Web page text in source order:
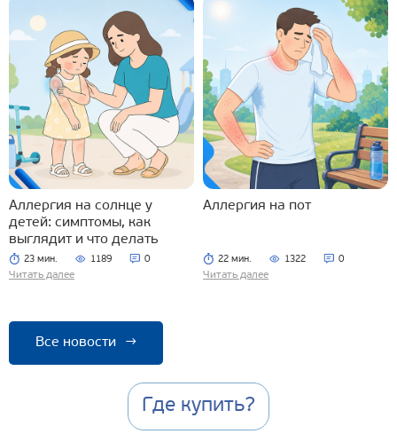
Аллергия на солнце у
детей: симптомы, как
выглядит и что делать
23 мин. 1189 0
Читать далее
Аллергия на пот
22 мин. 1322 0
Читать далее
Все новости →
Где купить?